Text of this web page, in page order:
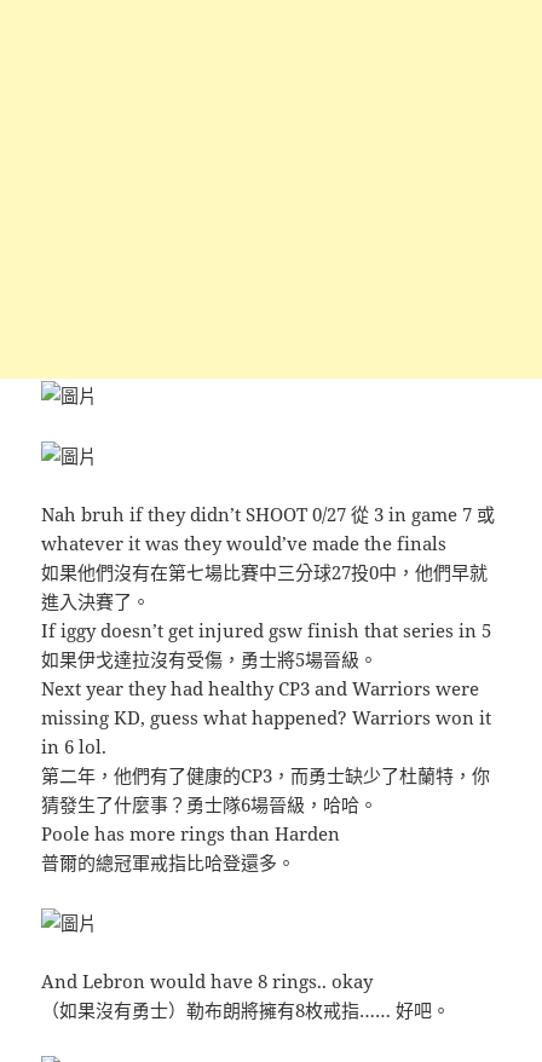
Nah bruh if they didn’t SHOOT 0/27 從 3 in game 7 或
whatever it was they would’ve made the finals
如果他們沒有在第七場比賽中三分球27投0中，他們早就
進入決賽了。
If iggy doesn’t get injured gsw finish that series in 5
如果伊戈達拉沒有受傷，勇士將5場晉級。
Next year they had healthy CP3 and Warriors were
missing KD, guess what happened? Warriors won it
in 6 lol.
第二年，他們有了健康的CP3，而勇士缺少了杜蘭特，你
猜發生了什麼事？勇士隊6場晉級，哈哈。
Poole has more rings than Harden
普爾的總冠軍戒指比哈登還多。
And Lebron would have 8 rings.. okay
（如果沒有勇士）勒布朗將擁有8枚戒指…… 好吧。